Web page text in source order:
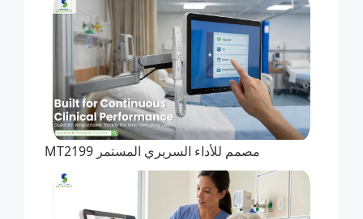
مصمم للأداء السريري المستمر MT2199